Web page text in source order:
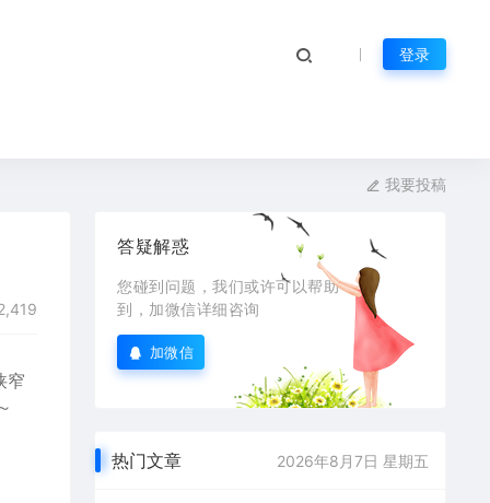
登录
我要投稿
窄
答疑解惑
您碰到问题，我们或许可以帮助
到，加微信详细咨询
加微信
热门文章 2026年8月7日 星期五